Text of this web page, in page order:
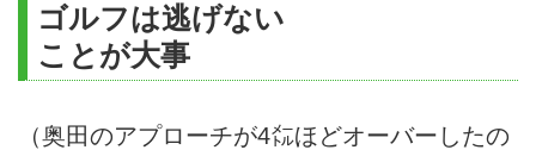
ゴルフは逃げない
ことが大事
（奥田のアプローチが4㍍ほどオーバーしたの